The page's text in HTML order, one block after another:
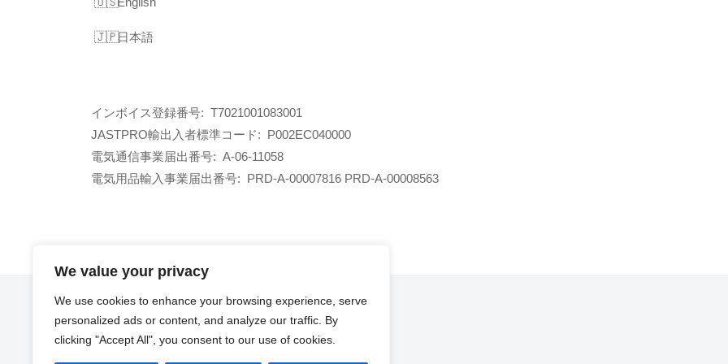
We value your privacy
We use cookies to enhance your browsing experience, serve
personalized ads or content, and analyze our traffic. By
clicking "Accept All", you consent to our use of cookies.
日本語
インボイス登録番号: T7021001083001
JASTPRO輸出入者標準コード: P002EC040000
電気通信事業届出番号: A-06-11058
電気用品輸入事業届出番号: PRD-A-00007816 PRD-A-00008563
FB